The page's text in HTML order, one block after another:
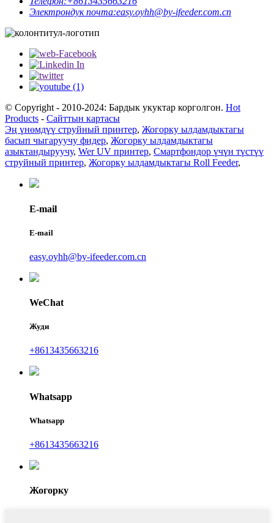
Электрондук почта:easy.oyhh@by-ifeeder.com.cn
© Copyright - 2010-2024: Бардык укуктар корголгон. Hot
Products - Сайттын картасы
Эң үнөмдүү струйный принтер, Жогорку ылдамдыктагы
басып чыгаруучу фидер, Жогорку ылдамдыктагы
азыктандыруучу, Wer UV принтер, Смартфондор үчүн түстүү
струйный принтер, Жогорку ылдамдыктагы Roll Feeder,
E-mail
E-mail
easy.oyhh@by-ifeeder.com.cn
WeChat
Жуди
+8613435663216
Whatsapp
Whatsapp
+8613435663216
Жогорку